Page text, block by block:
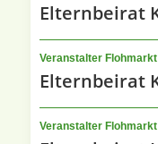
Elternbeirat
Veranstalter Flohmarkt
Elternbeirat
Veranstalter Flohmarkt